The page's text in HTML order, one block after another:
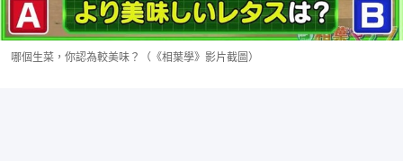
哪個生菜，你認為較美味？（《相葉學》影片截圖）